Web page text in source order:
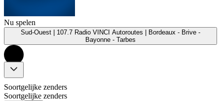
Nu spelen
Sud-Ouest | 107.7 Radio VINCI Autoroutes | Bordeaux - Brive -
Bayonne - Tarbes
Soortgelijke zenders
Soortgelijke zenders